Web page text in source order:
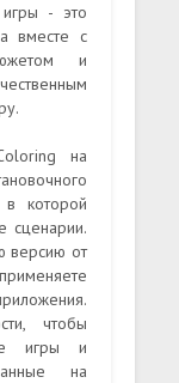
- это
вместе с
и
на
которой
сценарии.
версию от
чтобы
игры и
на